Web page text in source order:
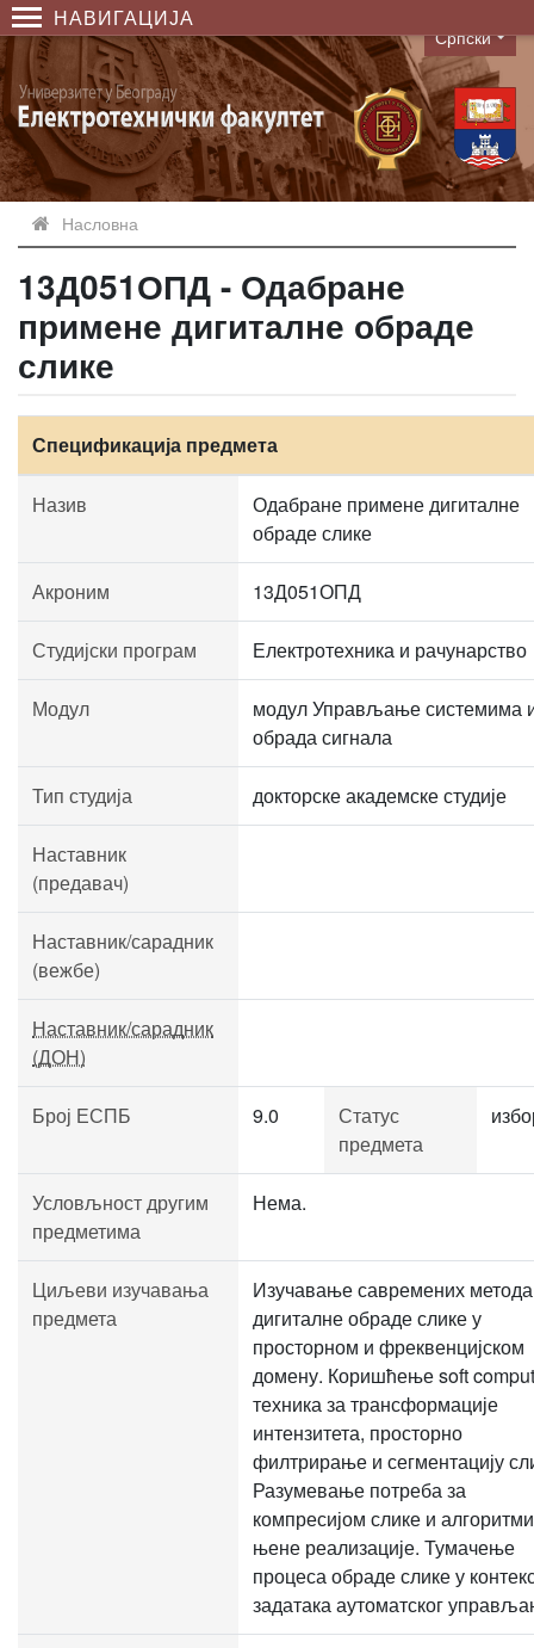
НАВИГАЦИЈА
Language
Српски
Насловна
13Д051ОПД - Одабране
примене дигиталне обраде
слике
Спецификација предмета
Назив
Одабране примене дигиталне
обраде слике
Акроним 13Д051ОПД
Студијски програм Електротехника и рачунарство
Модул
модул Управљање системима
обрада сигнала
Тип студија докторске академске студије
Наставник
(предавач)
Наставник/сарадник
(вежбе)
Наставник/сарадник
(ДОН)
Број ЕСПБ 9.0
Статус
предмета
Условљност другим
предметима
Нема.
Циљеви изучавања
предмета
Изучавање савремених метода
дигиталне обраде слике у
просторном и фреквенцијском
домену. Коришћење soft
техника за трансформације
интензитета, просторно
филтрирање и сегментацију
Разумевање потреба за
компресијом слике и алгоритми
њене реализације. Тумачење
процеса обраде слике у
задатака аутоматског